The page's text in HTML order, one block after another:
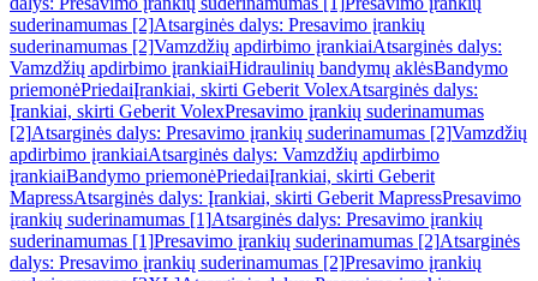
suderinamumas [2]Atsarginės dalys: Presavimo įrankių
suderinamumas [2]Vamzdžių apdirbimo įrankiaiAtsarginės dalys:
Vamzdžių apdirbimo įrankiaiHidraulinių bandymų aklėsBandymo
priemonėPriedaiĮrankiai, skirti Geberit VolexAtsarginės dalys:
Įrankiai, skirti Geberit VolexPresavimo įrankių suderinamumas
[2]Atsarginės dalys: Presavimo įrankių suderinamumas [2]Vamzdžių
apdirbimo įrankiaiAtsarginės dalys: Vamzdžių apdirbimo
įrankiaiBandymo priemonėPriedaiĮrankiai, skirti Geberit
MapressAtsarginės dalys: Įrankiai, skirti Geberit MapressPresavimo
įrankių suderinamumas [1]Atsarginės dalys: Presavimo įrankių
suderinamumas [1]Presavimo įrankių suderinamumas [2]Atsarginės
dalys: Presavimo įrankių suderinamumas [2]Presavimo įrankių